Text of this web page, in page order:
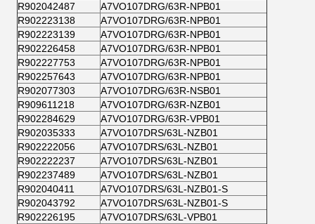
R902042487
A7VO107DRG/63R-NPB01
R902223138
A7VO107DRG/63R-NPB01
R902223139
A7VO107DRG/63R-NPB01
R902226458
A7VO107DRG/63R-NPB01
R902227753
A7VO107DRG/63R-NPB01
R902257643
A7VO107DRG/63R-NPB01
R902077303
A7VO107DRG/63R-NSB01
R909611218
A7VO107DRG/63R-NZB01
R902284629
A7VO107DRG/63R-VPB01
R902035333
A7VO107DRS/63L-NZB01
R902222056
A7VO107DRS/63L-NZB01
R902222237
A7VO107DRS/63L-NZB01
R902237489
A7VO107DRS/63L-NZB01
R902040411
A7VO107DRS/63L-NZB01-S
R902043792
A7VO107DRS/63L-NZB01-S
R902226195
A7VO107DRS/63L-VPB01